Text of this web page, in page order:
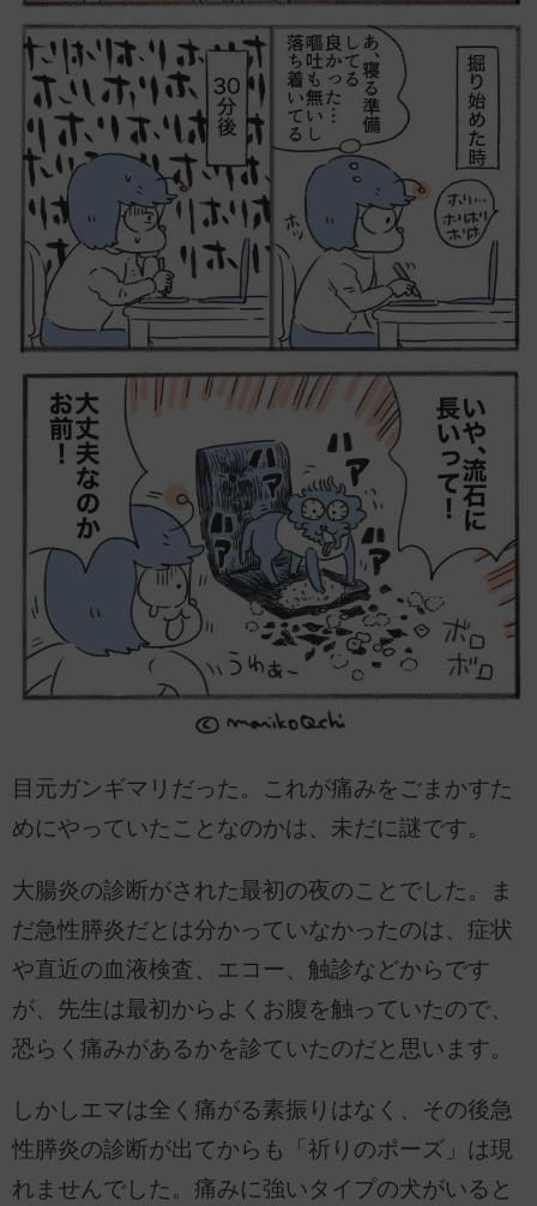
目元ガンギマリだった。これが痛みをごまかすた
めにやっていたことなのかは、未だに謎です。
大腸炎の診断がされた最初の夜のことでした。ま
だ急性膵炎だとは分かっていなかったのは、症状
や直近の血液検査、エコー、触診などからです
が、先生は最初からよくお腹を触っていたので、
恐らく痛みがあるかを診ていたのだと思います。
しかしエマは全く痛がる素振りはなく、その後急
性膵炎の診断が出てからも「祈りのポーズ」は現
れませんでした。痛みに強いタイプの犬がいると